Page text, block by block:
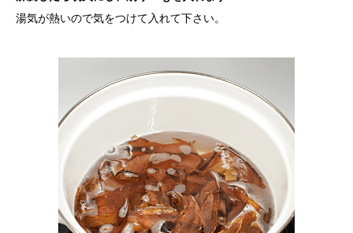
湯気が熱いので気をつけて入れて下さい。